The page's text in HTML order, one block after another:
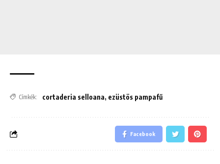
Címkék: cortaderia selloana, ezüstös pampafű
Facebook